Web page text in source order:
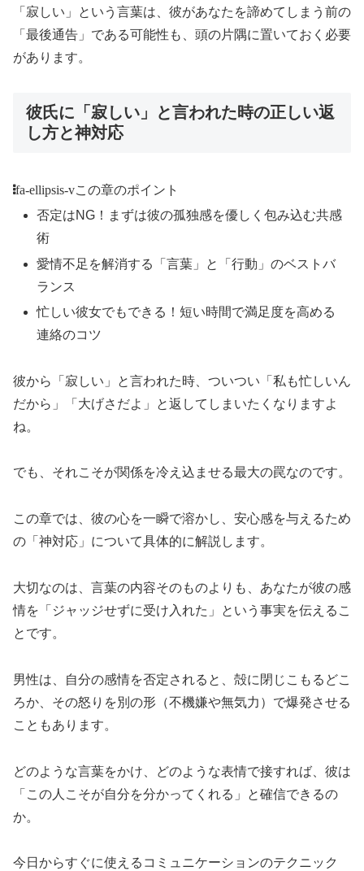
「寂しい」という言葉は、彼があなたを諦めてしまう前の
「最後通告」である可能性も、頭の片隅に置いておく必要
があります。
彼氏に「寂しい」と言われた時の正しい返
し方と神対応
fa-ellipsis-vこの章のポイント
否定はNG！まずは彼の孤独感を優しく包み込む共感
術
愛情不足を解消する「言葉」と「行動」のベストバ
ランス
忙しい彼女でもできる！短い時間で満足度を高める
連絡のコツ
彼から「寂しい」と言われた時、ついつい「私も忙しいん
だから」「大げさだよ」と返してしまいたくなりますよ
ね。
でも、それこそが関係を冷え込ませる最大の罠なのです。
この章では、彼の心を一瞬で溶かし、安心感を与えるため
の「神対応」について具体的に解説します。
大切なのは、言葉の内容そのものよりも、あなたが彼の感
情を「ジャッジせずに受け入れた」という事実を伝えるこ
とです。
男性は、自分の感情を否定されると、殻に閉じこもるどこ
ろか、その怒りを別の形（不機嫌や無気力）で爆発させる
こともあります。
どのような言葉をかけ、どのような表情で接すれば、彼は
「この人こそが自分を分かってくれる」と確信できるの
か。
今日からすぐに使えるコミュニケーションのテクニック